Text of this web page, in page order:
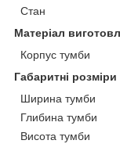
Стан
Матеріал
Корпус тумби
Габаритні
Ширина тумби
Глибина тумби
Висота тумби